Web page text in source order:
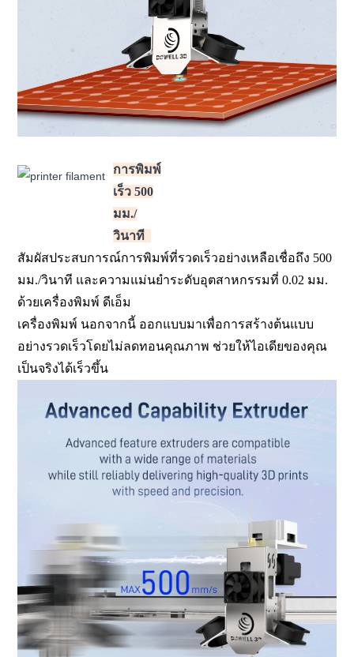
การพิมพ์
เร็ว 500
มม./
วินาที
สัมผัสประสบการณ์การพิมพ์ที่รวดเร็วอย่างเหลือเชื่อถึง 500
มม./วินาที และความแม่นยำระดับอุตสาหกรรมที่ 0.02 มม.
ด้วยเครื่องพิมพ์ ดีเอ็ม
เครื่องพิมพ์ นอกจากนี้ ออกแบบมาเพื่อการสร้างต้นแบบ
อย่างรวดเร็วโดยไม่ลดทอนคุณภาพ ช่วยให้ไอเดียของคุณ
เป็นจริงได้เร็วขึ้น